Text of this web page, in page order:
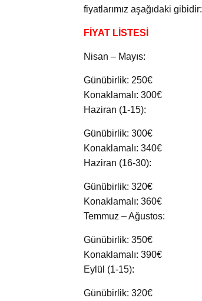
fiyatlarımız aşağıdaki gibidir:
FİYAT LİSTESİ
Nisan – Mayıs:
Günübirlik: 250€
Konaklamalı: 300€
Haziran (1-15):
Günübirlik: 300€
Konaklamalı: 340€
Haziran (16-30):
Günübirlik: 320€
Konaklamalı: 360€
Temmuz – Ağustos:
Günübirlik: 350€
Konaklamalı: 390€
Eylül (1-15):
Günübirlik: 320€